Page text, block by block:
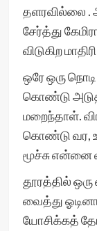
தளரவில்லை
சேர்த்து
விடுகிற
ஒரே ஒரு
கொண்டு
மறைந்தாள்.
கொண்டு வர,
மூச்சு என்னை
தூரத்தில்
வைத்து
யோசிக்கத்